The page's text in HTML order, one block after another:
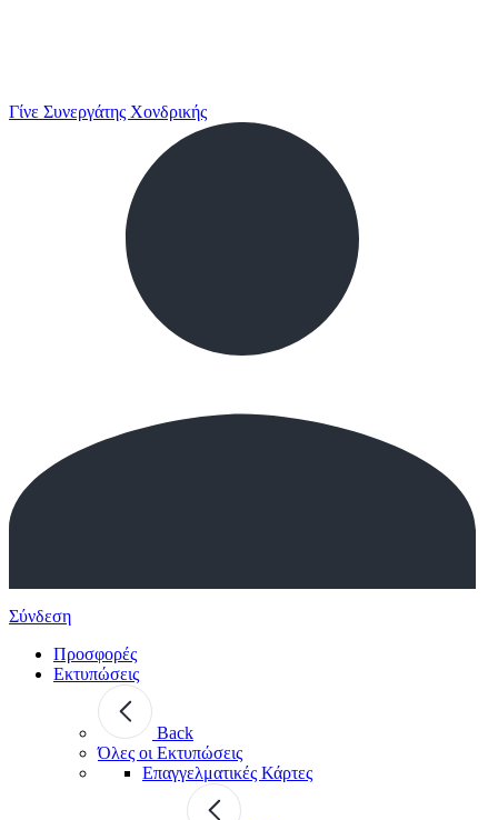
Γίνε Συνεργάτης Χονδρικής
Σύνδεση
Προσφορές
Εκτυπώσεις
Back
Όλες οι Εκτυπώσεις
Επαγγελματικές Κάρτες